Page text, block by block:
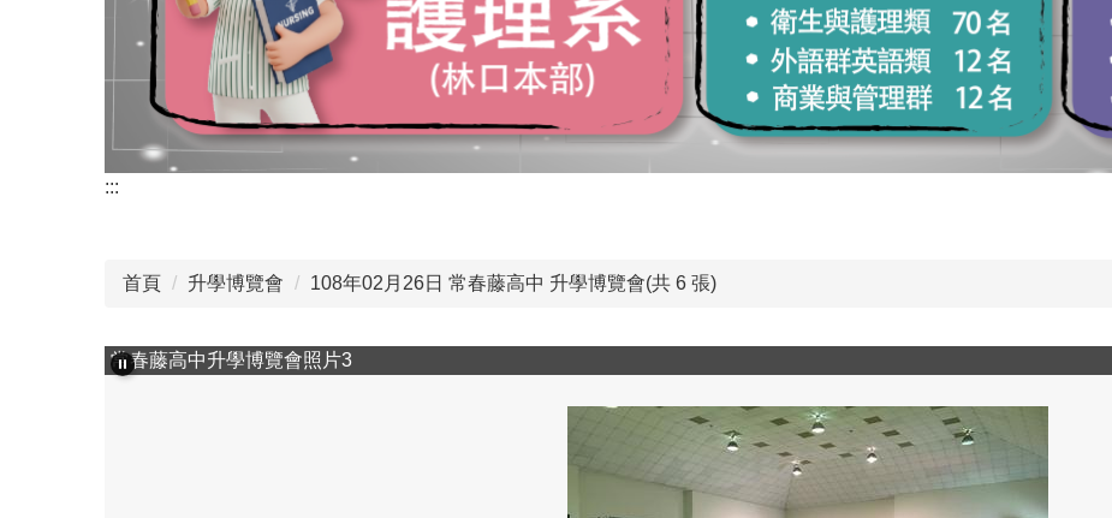
:::
首頁 升學博覽會 108年02月26日 常春藤高中 升學博覽會(共 6 張)
常春藤高中升學博覽會照片3